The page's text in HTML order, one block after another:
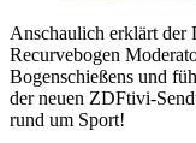
Anschaulich erklärt der
Recurvebogen
Bogenschießens und
der neuen ZDFtivi-
rund um Sport!